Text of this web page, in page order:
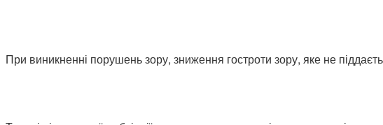
При виникненні порушень зору, зниження гостроти зору, яке не